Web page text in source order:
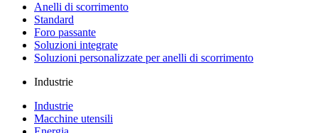
Anelli di scorrimento
Standard
Foro passante
Soluzioni integrate
Soluzioni personalizzate per anelli di scorrimento
Industrie
Industrie
Macchine utensili